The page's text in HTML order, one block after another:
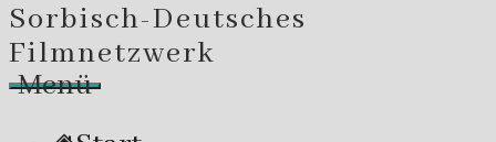
Sorbisch-Deutsches
Filmnetzwerk
Menü